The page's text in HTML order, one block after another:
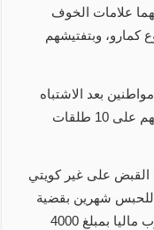
علامات الخوف
كمارو، وبتفتيشهم
ولفت إلى أن الحملة ألقت القبض على 3 مواطنين بعد الاشتباه
بهم حيث تبين أنهم بحالة سكر وعثر بحوزتهم على 10 طلقات
القبض على غير كويتي
دينار ومطلوب للحبس شهرين بقضية
إصدار شيكات بدون رصيد، ومواطن مطلوب ماليا بمبلغ 4000